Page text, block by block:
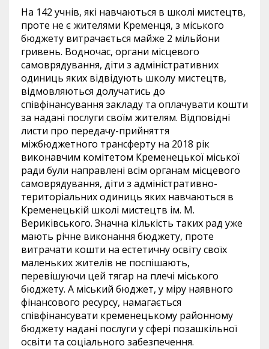
На 142 учнів, які навчаються в школі мистецтв,
проте не є жителями Кременця, з міського
бюджету витрачається майже 2 мільйони
гривень. Водночас, органи місцевого
самоврядування, діти з адміністративних
одиниць яких відвідують школу мистецтв,
відмовляються долучатись до
співфінансування закладу та оплачувати кошти
за надані послуги своїм жителям. Відповідні
листи про передачу-прийняття
міжбюджетного трансферту на 2018 рік
виконавчим комітетом Кременецької міської
ради були направлені всім органам місцевого
самоврядування, діти з адміністративно-
територіальних одиниць яких навчаються в
Кременецькій школі мистецтв ім. М.
Вериківського. Значна кількість таких рад уже
мають річне виконання бюджету, проте
витрачати кошти на естетичну освіту своїх
маленьких жителів не поспішають,
перевішуючи цей тягар на плечі міського
бюджету. А міський бюджет, у міру наявного
фінансового ресурсу, намагається
співфінансувати кременецькому районному
бюджету надані послуги у сфері позашкільної
освіти та соціального забезпечення.